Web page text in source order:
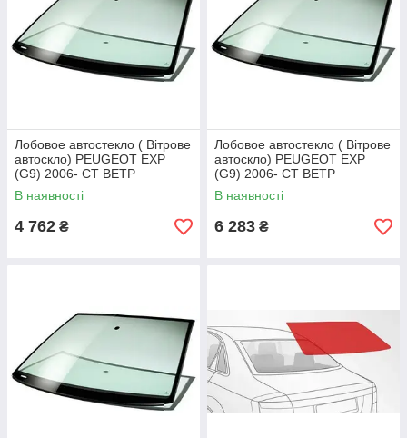
Лобовое автостекло ( Вітрове
автоскло) PEUGEOT EXP
(G9) 2006- СТ ВЕТР
ЗЛ+VIN+ИНК/CITROEN
JUMPY (G9) 2006- СТ ВЕТР
В наявності
4 762 ₴
Лобовое автостекло ( Вітрове
автоскло) PEUGEOT EXP
(G9) 2006- СТ ВЕТР
ТЕПЛООТР+VIN+ИНК/CITRO
EN JUMPY (G9) 2006- СТ
ВЕТР ТЕПЛООТР+VIN+ИНК
В наявності
6 283 ₴